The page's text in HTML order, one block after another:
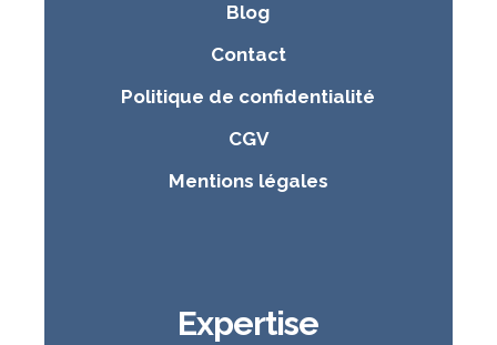
Blog
Contact
Politique de confidentialité
CGV
Mentions légales
Expertise